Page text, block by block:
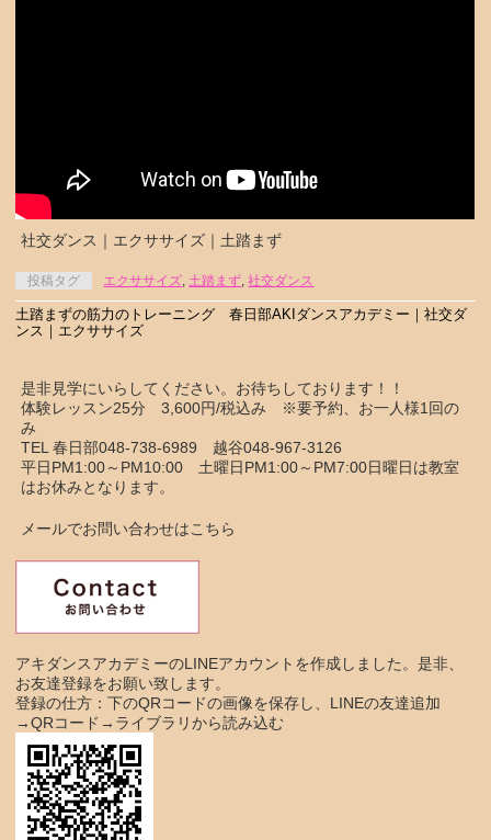
社交ダンス｜エクササイズ｜土踏まず
投稿タグ エクササイズ,土踏まず,社交ダンス
土踏まずの筋力のトレーニング 春日部AKIダンスアカデミー｜社交ダ
ンス｜エクササイズ
是非見学にいらしてください。お待ちしております！！
体験レッスン25分 3,600円/税込み ※要予約、お一人様1回の
み
TEL 春日部048-738-6989 越谷048-967-3126
平日PM1:00～PM10:00 土曜日PM1:00～PM7:00日曜日は教室
はお休みとなります。
メールでお問い合わせはこちら
アキダンスアカデミーのLINEアカウントを作成しました。是非、
お友達登録をお願い致します。
登録の仕方：下のQRコードの画像を保存し、LINEの友達追加
→QRコード→ライブラリから読み込む